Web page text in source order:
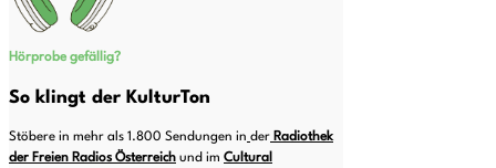
Hörprobe gefällig?
So klingt der KulturTon
Stöbere in mehr als 1.800 Sendungen in der Radiothek
der Freien Radios Österreich und im Cultural